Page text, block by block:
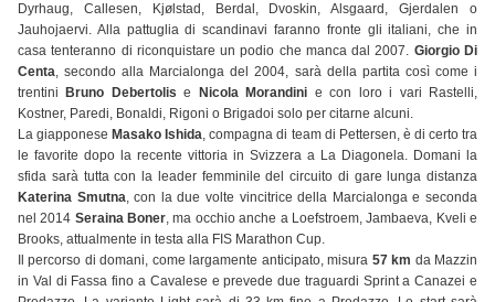
Dyrhaug, Callesen, Kjølstad, Berdal, Dvoskin, Alsgaard, Gjerdalen o
Jauhojaervi. Alla pattuglia di scandinavi faranno fronte gli italiani, che in
casa tenteranno di riconquistare un podio che manca dal 2007. Giorgio Di
Centa, secondo alla Marcialonga del 2004, sarà della partita così come i
trentini
Bruno Debertolis e Nicola Morandini e con loro i vari Rastelli,
Kostner, Paredi, Bonaldi, Rigoni o Brigadoi solo per citarne alcuni.
La giapponese Masako Ishida, compagna di team di Pettersen, è di certo tra
le favorite dopo la recente vittoria in Svizzera a La Diagonela. Domani la
sfida sarà tutta con la leader femminile del circuito di gare lunga distanza
Katerina Smutna, con la due volte vincitrice della Marcialonga e seconda
nel 2014 Seraina Boner, ma occhio anche a Loefstroem, Jambaeva, Kveli e
Brooks, attualmente in testa alla FIS Marathon Cup.
Il percorso di domani, come largamente anticipato, misura 57 km da Mazzin
in Val di Fassa fino a Cavalese e prevede due traguardi Sprint a Canazei e